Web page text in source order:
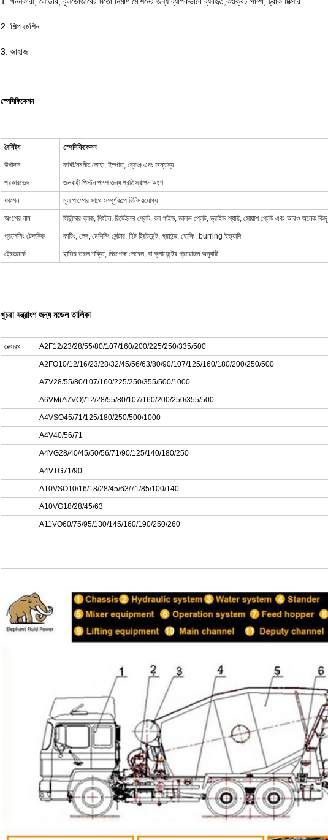
2. শিল্প মেশিন
3. জাহাজ
স্পেসিফিকেশন
বৈশিষ্ট্য স্পেসিফিকেশন
উপাদান কাস্ট/নমনীয় লোহা, ইস্পাত, ব্রোঞ্জ এবং অন্যান্য
প্রকারভেদ জলবাহী পিস্টন পাম্প জন্য প্রতিস্থাপন অংশ
ফাংশন মূল পাম্পের সাথে সম্পূর্ণরূপে বিনিময়যোগ্য
অংশের নাম সিলিন্ডার ব্লক, পিস্টন, রিটেইনার প্লেট, বল গাইড, ভালভ প্লেট, ড্রাইভ শ্যাফ্ট, সোয়াশ প্লেট এবং আরও অনেক কিছু
প্রসেসিং টেকনিক কাটিং, লেদ, মেশিনিং সেন্টার, হিট ট্রিটমেন্ট, গ্রাইন্ড, হোনিং, burring ইত্যাদি
ট্রেডমার্ক হাতির তরল শক্তি, নিরপেক্ষ লেবেল, বা ক্লায়েন্টের প্রয়োজন অনুযায়ী
খুচরা যন্ত্রাংশ জন্য মডেল তালিকা
রেক্সরথ A2F12/23/28/55/80/107/160/200/225/250/335/500
A2FO10/12/16/23/28/32/45/56/63/80/90/107/125/160/180/200/250/500
A7V28/55/80/107/160/225/250/355/500/1000
A6VM(A7VO)/12/28/55/80/107/160/200/250/355/500
A4VSO45/71/125/180/250/500/1000
A4V40/56/71
A4VG28/40/45/50/56/71/90/125/140/180/250
A4VTG71/90
A10VSO10/16/18/28/45/63/71/85/100/140
A10VG18/28/45/63
A11VO60/75/95/130/145/160/190/250/260